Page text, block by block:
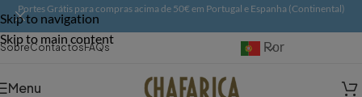
Skip to navigation
Skip to main content
Portes Grátis para compras acima de 50€ em Portugal e Espanha (Continental)
SobreContactosFAQs Português
Menu